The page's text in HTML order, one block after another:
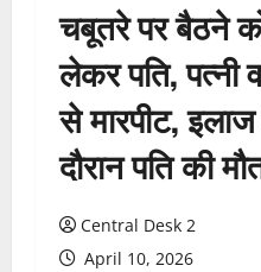
चबूतरे पर बैठने
लेकर पति, पत्नी
से मारपीट,
दौरान पति की
Central Desk 2
April 10, 2026